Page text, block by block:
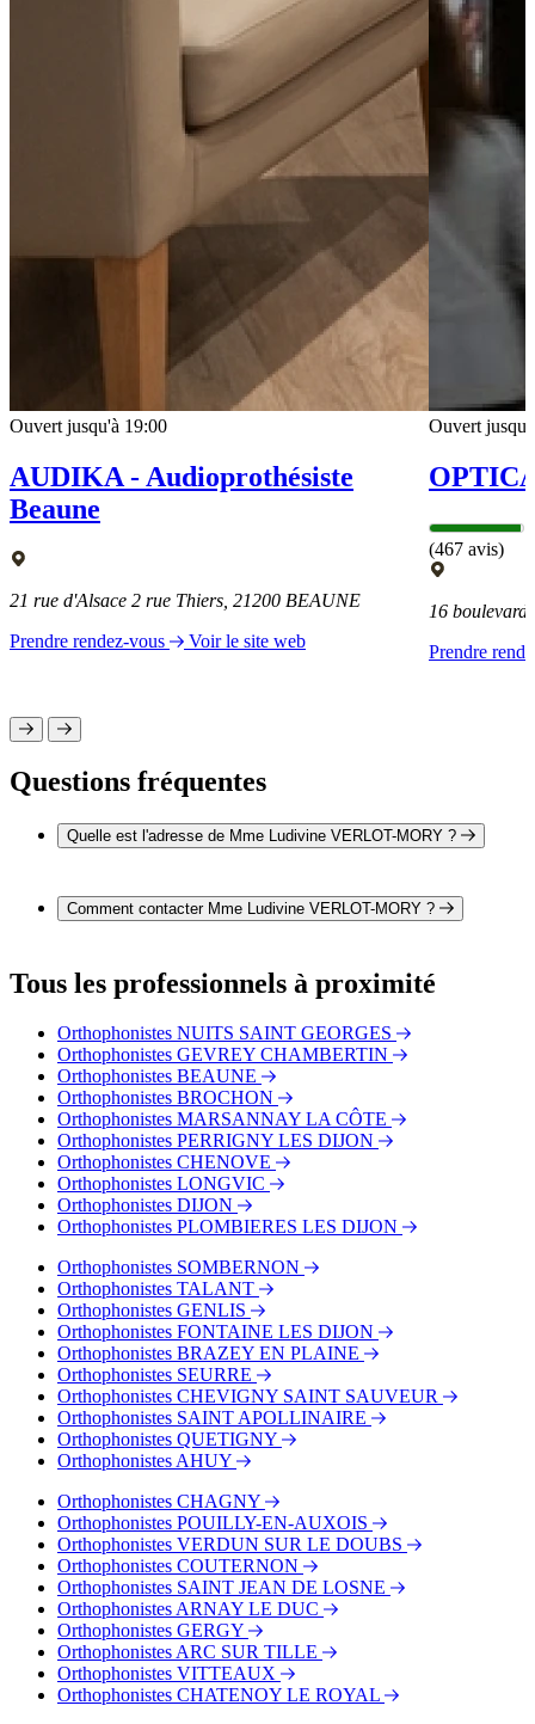
Ouvert jusqu'à 19:00
AUDIKA - Audioprothésiste
Beaune
21 rue d'Alsace 2 rue Thiers, 21200 BEAUNE
Prendre rendez-vous
Voir le site web
Ouvert
(467 avis)
16
Prendre
Questions fréquentes
Quelle est l'adresse de Mme Ludivine VERLOT-MORY ?
Chevannes 21700 MEUILLEY
Comment contacter Mme Ludivine VERLOT-MORY ?
par téléphone au 03 80 61 16 40.
Tous les professionnels à proximité
Orthophonistes NUITS SAINT GEORGES
Orthophonistes GEVREY CHAMBERTIN
Orthophonistes BEAUNE
Orthophonistes BROCHON
Orthophonistes MARSANNAY LA CÔTE
Orthophonistes PERRIGNY LES DIJON
Orthophonistes CHENOVE
Orthophonistes LONGVIC
Orthophonistes DIJON
Orthophonistes PLOMBIERES LES DIJON
Orthophonistes SOMBERNON
Orthophonistes TALANT
Orthophonistes GENLIS
Orthophonistes FONTAINE LES DIJON
Orthophonistes BRAZEY EN PLAINE
Orthophonistes SEURRE
Orthophonistes CHEVIGNY SAINT SAUVEUR
Orthophonistes SAINT APOLLINAIRE
Orthophonistes QUETIGNY
Orthophonistes AHUY
Orthophonistes CHAGNY
Orthophonistes POUILLY-EN-AUXOIS
Orthophonistes VERDUN SUR LE DOUBS
Orthophonistes COUTERNON
Orthophonistes SAINT JEAN DE LOSNE
Orthophonistes ARNAY LE DUC
Orthophonistes GERGY
Orthophonistes ARC SUR TILLE
Orthophonistes VITTEAUX
Orthophonistes CHATENOY LE ROYAL